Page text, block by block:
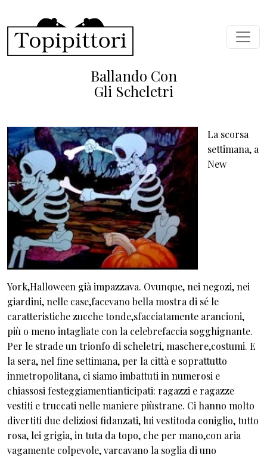
Ballando Con
Gli Scheletri
La scorsa
settimana, a
New
York,Halloween già impazzava. Ovunque, nei negozi, nei
giardini, nelle case,facevano bella mostra di sé le
caratteristiche zucche tonde,sfacciatamente arancioni,
più o meno intagliate con la celebrefaccia sogghignante.
Per le strade un trionfo di scheletri, maschere,costumi. E
la sera, nel fine settimana, per la città e soprattutto
inmetropolitana, ci siamo imbattuti in numerosi e
chiassosi festeggiamentianticipati: ragazzi e ragazze
vestiti e truccati nelle maniere piùstrane. Ci hanno molto
divertiti due deliziosi fidanzati, lui vestitoda coniglio, tutto
rosa, lei grigia, in tuta da topo, che per mano,con aria
vagamente colpevole, varcavano la soglia di uno